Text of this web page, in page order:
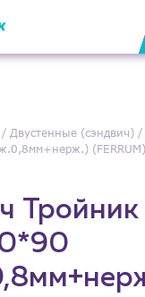
Двустенные (сэндвич)
(FERRUM)
Тройник